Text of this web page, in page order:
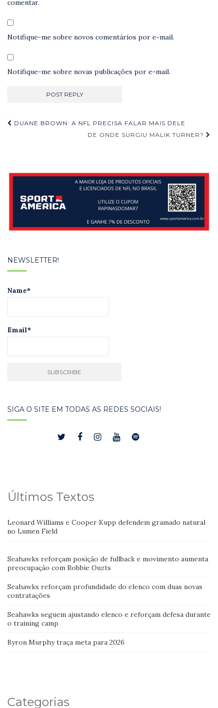
comentar.
Notifique-me sobre novos comentários por e-mail.
Notifique-me sobre novas publicações por e-mail.
Navegação
DUANE BROWN: A NFL PRECISA FALAR MAIS DELE
DE ONDE SURGIU MALIK TURNER?
NEWSLETTER!
Name*
Email*
SIGA O SITE EM TODAS AS REDES SOCIAIS!
Últimos Textos
Leonard Williams e Cooper Kupp defendem gramado natural
no Lumen Field
Seahawks reforçam posição de fullback e movimento aumenta
preocupação com Robbie Ouzts
Seahawks reforçam profundidade do elenco com duas novas
contratações
Seahawks seguem ajustando elenco e reforçam defesa durante
o training camp
Byron Murphy traça meta para 2026
Categorias